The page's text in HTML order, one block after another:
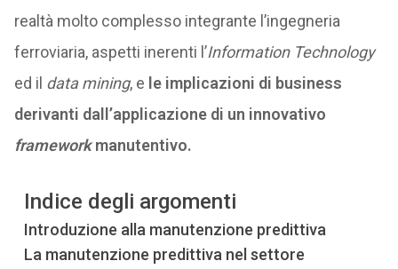
realtà molto complesso integrante l’ingegneria
ferroviaria, aspetti inerenti l’Information Technology
ed il data mining, e le implicazioni di business
derivanti dall’applicazione di un innovativo
frameworkmanutentivo.
Indice degli argomenti
Introduzione alla manutenzione predittiva
La manutenzione predittiva nel settore